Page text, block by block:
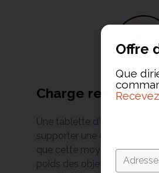
Charge
Une tablette d'une largeur
supporter une charge
que cette moyenne
poids des objets qui seront
Offre
Que